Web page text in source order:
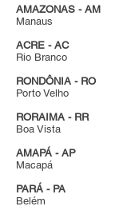
AMAZONAS - AM
Manaus
ACRE - AC
Rio Branco
RONDÔNIA - RO
Porto Velho
RORAIMA - RR
Boa Vista
AMAPÁ - AP
Macapá
PARÁ - PA
Belém